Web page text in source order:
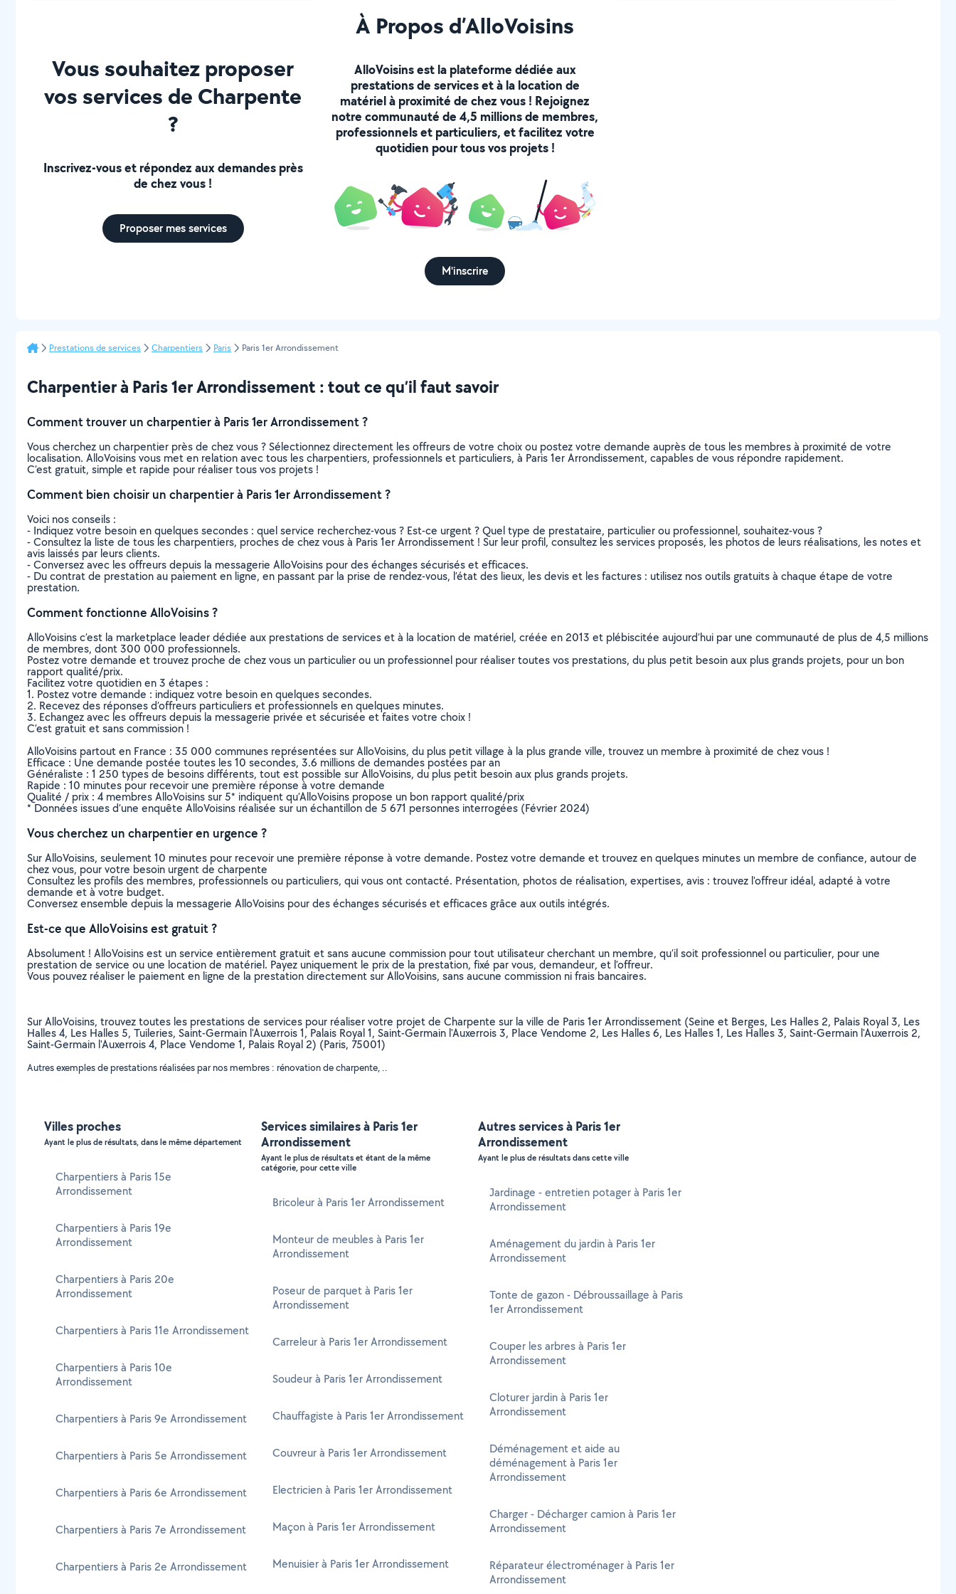
Vous souhaitez proposer
vos services de Charpente
?
Inscrivez-vous et répondez aux demandes près
de chez vous !
Proposer mes services
À Propos d’AlloVoisins
AlloVoisins est la plateforme dédiée aux
prestations de services et à la location de
matériel à proximité de chez vous ! Rejoignez
notre communauté de 4,5 millions de membres,
professionnels et particuliers, et facilitez votre
quotidien pour tous vos projets !
M'inscrire
Prestations de services Charpentiers Paris Paris 1er Arrondissement
Charpentier à Paris 1er Arrondissement : tout ce qu’il faut savoir
Comment trouver un charpentier à Paris 1er Arrondissement ?
Vous cherchez un charpentier près de chez vous ? Sélectionnez directement les offreurs de votre choix ou postez votre demande auprès de tous les membres à proximité de votre
localisation. AlloVoisins vous met en relation avec tous les charpentiers, professionnels et particuliers, à Paris 1er Arrondissement, capables de vous répondre rapidement.
C’est gratuit, simple et rapide pour réaliser tous vos projets !
Comment bien choisir un charpentier à Paris 1er Arrondissement ?
Voici nos conseils :
- Indiquez votre besoin en quelques secondes : quel service recherchez-vous ? Est-ce urgent ? Quel type de prestataire, particulier ou professionnel, souhaitez-vous ?
- Consultez la liste de tous les charpentiers, proches de chez vous à Paris 1er Arrondissement ! Sur leur profil, consultez les services proposés, les photos de leurs réalisations, les notes et
avis laissés par leurs clients.
- Conversez avec les offreurs depuis la messagerie AlloVoisins pour des échanges sécurisés et efficaces.
- Du contrat de prestation au paiement en ligne, en passant par la prise de rendez-vous, l’état des lieux, les devis et les factures : utilisez nos outils gratuits à chaque étape de votre
prestation.
Comment fonctionne AlloVoisins ?
AlloVoisins c’est la marketplace leader dédiée aux prestations de services et à la location de matériel, créée en 2013 et plébiscitée aujourd’hui par une communauté de plus de 4,5 millions
de membres, dont 300 000 professionnels.
Postez votre demande et trouvez proche de chez vous un particulier ou un professionnel pour réaliser toutes vos prestations, du plus petit besoin aux plus grands projets, pour un bon
rapport qualité/prix.
Facilitez votre quotidien en 3 étapes :
1. Postez votre demande : indiquez votre besoin en quelques secondes.
2. Recevez des réponses d’offreurs particuliers et professionnels en quelques minutes.
3. Echangez avec les offreurs depuis la messagerie privée et sécurisée et faites votre choix !
C’est gratuit et sans commission !
AlloVoisins partout en France : 35 000 communes représentées sur AlloVoisins, du plus petit village à la plus grande ville, trouvez un membre à proximité de chez vous !
Efficace : Une demande postée toutes les 10 secondes, 3.6 millions de demandes postées par an
Généraliste : 1 250 types de besoins différents, tout est possible sur AlloVoisins, du plus petit besoin aux plus grands projets.
Rapide : 10 minutes pour recevoir une première réponse à votre demande
Qualité / prix : 4 membres AlloVoisins sur 5* indiquent qu’AlloVoisins propose un bon rapport qualité/prix
* Données issues d’une enquête AlloVoisins réalisée sur un échantillon de 5 671 personnes interrogées (Février 2024)
Vous cherchez un charpentier en urgence ?
Sur AlloVoisins, seulement 10 minutes pour recevoir une première réponse à votre demande. Postez votre demande et trouvez en quelques minutes un membre de confiance, autour de
chez vous, pour votre besoin urgent de charpente
Consultez les profils des membres, professionnels ou particuliers, qui vous ont contacté. Présentation, photos de réalisation, expertises, avis : trouvez l'offreur idéal, adapté à votre
demande et à votre budget.
Conversez ensemble depuis la messagerie AlloVoisins pour des échanges sécurisés et efficaces grâce aux outils intégrés.
Est-ce que AlloVoisins est gratuit ?
Absolument ! AlloVoisins est un service entièrement gratuit et sans aucune commission pour tout utilisateur cherchant un membre, qu’il soit professionnel ou particulier, pour une
prestation de service ou une location de matériel. Payez uniquement le prix de la prestation, fixé par vous, demandeur, et l’offreur.
Vous pouvez réaliser le paiement en ligne de la prestation directement sur AlloVoisins, sans aucune commission ni frais bancaires.
Sur AlloVoisins, trouvez toutes les prestations de services pour réaliser votre projet de Charpente sur la ville de Paris 1er Arrondissement (Seine et Berges, Les Halles 2, Palais Royal 3, Les
Halles 4, Les Halles 5, Tuileries, Saint-Germain l'Auxerrois 1, Palais Royal 1, Saint-Germain l'Auxerrois 3, Place Vendome 2, Les Halles 6, Les Halles 1, Les Halles 3, Saint-Germain l'Auxerrois 2,
Saint-Germain l'Auxerrois 4, Place Vendome 1, Palais Royal 2) (Paris, 75001)
Autres exemples de prestations réalisées par nos membres : rénovation de charpente, ..
Villes proches
Ayant le plus de résultats, dans le même département
Charpentiers à Paris 15e
Arrondissement
Charpentiers à Paris 19e
Arrondissement
Charpentiers à Paris 20e
Arrondissement
Charpentiers à Paris 11e Arrondissement
Charpentiers à Paris 10e
Arrondissement
Charpentiers à Paris 9e Arrondissement
Charpentiers à Paris 5e Arrondissement
Charpentiers à Paris 6e Arrondissement
Charpentiers à Paris 7e Arrondissement
Charpentiers à Paris 2e Arrondissement
Services similaires à Paris 1er
Arrondissement
Ayant le plus de résultats et étant de la même
catégorie, pour cette ville
Bricoleur à Paris 1er Arrondissement
Monteur de meubles à Paris 1er
Arrondissement
Poseur de parquet à Paris 1er
Arrondissement
Carreleur à Paris 1er Arrondissement
Soudeur à Paris 1er Arrondissement
Chauffagiste à Paris 1er Arrondissement
Couvreur à Paris 1er Arrondissement
Electricien à Paris 1er Arrondissement
Maçon à Paris 1er Arrondissement
Menuisier à Paris 1er Arrondissement
Autres services à Paris 1er
Arrondissement
Ayant le plus de résultats dans cette ville
Jardinage - entretien potager à Paris 1er
Arrondissement
Aménagement du jardin à Paris 1er
Arrondissement
Tonte de gazon - Débroussaillage à Paris
1er Arrondissement
Couper les arbres à Paris 1er
Arrondissement
Cloturer jardin à Paris 1er
Arrondissement
Déménagement et aide au
déménagement à Paris 1er
Arrondissement
Charger - Décharger camion à Paris 1er
Arrondissement
Réparateur électroménager à Paris 1er
Arrondissement